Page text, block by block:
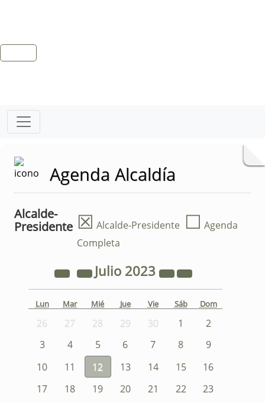
Agenda Alcaldía
Alcalde-
Presidente ☒ Alcalde-Presidente ☐ Agenda
Completa
Julio 2023
Lun Mar Mié Jue Vie Sáb Dom
26 27 28 29 30 1
2
3
4 5 6 7 8
9
10
11 12 13 14 15
16
17
18 19 20 21 22
23